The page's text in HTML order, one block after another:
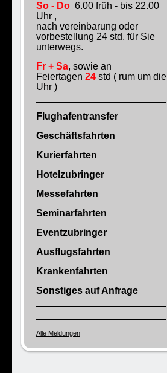
So - Do 6.00 früh - bis 22.00
Uhr ,
nach vereinbarung oder
vorbestellung 24 std, für Sie
unterwegs.
Fr + Sa, sowie an
Feiertagen 24 std ( rum um die
Uhr )
Flughafentransfer
Geschäftsfahrten
Kurierfahrten
Hotelzubringer
Messefahrten
Seminarfahrten
Eventzubringer
Ausflugsfahrten
Krankenfahrten
Sonstiges auf Anfrage
Alle Meldungen